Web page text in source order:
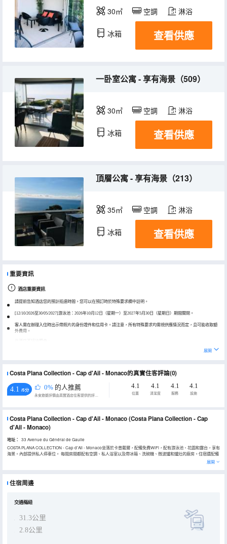
30㎡ 空調 淋浴
冰箱 查看供應
一卧室公寓 - 享有海景（509）
30㎡ 空調 淋浴
冰箱 查看供應
頂層公寓 - 享有海景（213）
35㎡ 空調 淋浴
冰箱 查看供應
重要資訊
酒店重要資訊
請提前告知酒店您的預計抵達時間。您可以在預訂時於特殊要求欄中註明。
[12/10/2026至30/05/2027]游泳池：2026年10月12日（星期一）至2027年5月30日（星期日）期間關閉。
客人需在辦理入住時出示帶照片的身份證件和信用卡。請注意，所有特殊要求均需視供應情況而定，且可能收取額
外費用。
展開
Costa Plana Collection - Cap d'Ail - Monaco的真實住客評論(0)
4.1 /5分 0% 的人推薦
永安旅遊評價由真實酒店住客提供的評價。
4.1
位置
4.1
清潔度
4.1
服務
4.1
設施
Costa Plana Collection - Cap d'Ail - Monaco(Costa Plana Collection - Cap
d'Ail - Monaco)
地址：
33 Avenue du Général de Gaulle
COSTA PLANA COLLECTION - Cap d'Ail - Monaco坐落於卡普戴爾，配備免費WiFi，配有游泳池、花園和露台，享有
海景。內部提供私人停車位。 每間房間都配有空調、私人浴室以及帶冰箱、洗碗機、微波爐和爐灶的廚房。住宿還配備
吐司機以及咖啡機和電熱水壺。 這家公寓提供兒童遊樂場。 COSTA PLANA COLLECTION - Cap d'Ail - Monaco距離
展開
住宿周邊
交通樞紐
31.3公里
2.8公里